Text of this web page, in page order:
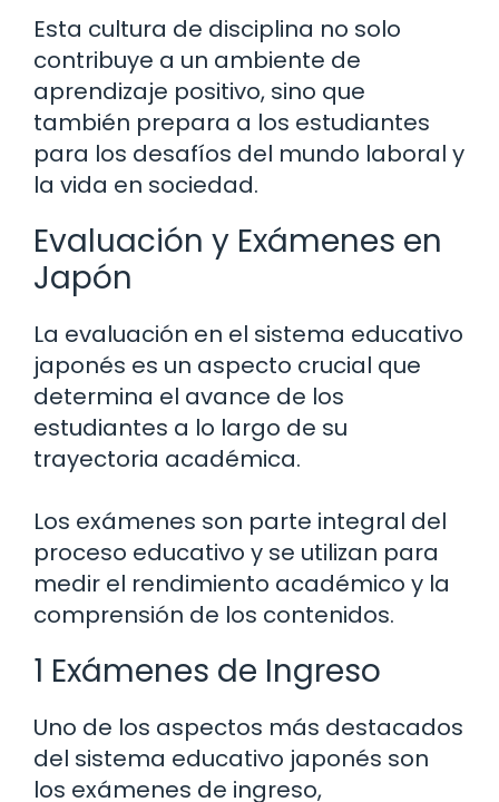
Esta cultura de disciplina no solo
contribuye a un ambiente de
aprendizaje positivo, sino que
también prepara a los estudiantes
para los desafíos del mundo laboral y
la vida en sociedad.
Evaluación y Exámenes en
Japón
La evaluación en el sistema educativo
japonés es un aspecto crucial que
determina el avance de los
estudiantes a lo largo de su
trayectoria académica.
Los exámenes son parte integral del
proceso educativo y se utilizan para
medir el rendimiento académico y la
comprensión de los contenidos.
1 Exámenes de Ingreso
Uno de los aspectos más destacados
del sistema educativo japonés son
los exámenes de ingreso,